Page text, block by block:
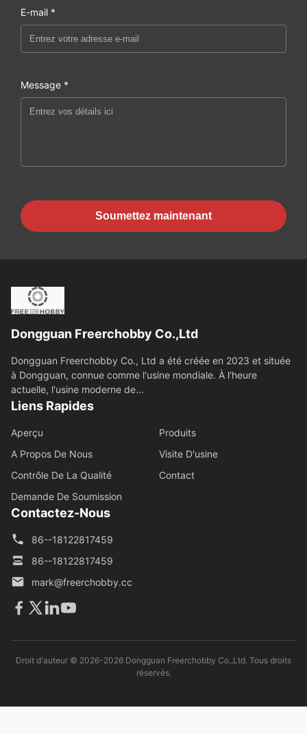
E-mail *
Message *
Soumettez maintenant
Dongguan Freerchobby Co.,Ltd
Dongguan Freerchobby Co., Ltd a été créée en 2023 et située
à Dongguan, connue comme l'usine mondiale. À l'heure
actuelle, l'usine moderne de...
Liens Rapides
Aperçu
Produits
A Propos De Nous
Visite D'usine
Contrôle De La Qualité
Contact
Demande De Soumission
Contactez-Nous
86--18122817459
86--18122817459
mark@freerchobby.cc
Droit d'auteur © 2026-2026 Dongguan Freerchobby Co.,Ltd. Tous droits
réservés.